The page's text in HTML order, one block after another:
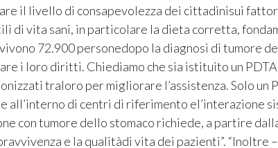
il livello di consapevolezza dei cittadinisui
di vita sani, in particolare la dieta corretta,
72.900 personedopo la diagnosi di tumore
i loro diritti. Chiediamo che sia istituito un
traloro per migliorare l’assistenza. Solo un
all’interno di centri di riferimento el’interazione
con tumore dello stomaco richiede, a partire
e la qualitàdi vita dei pazienti”. “Inoltre